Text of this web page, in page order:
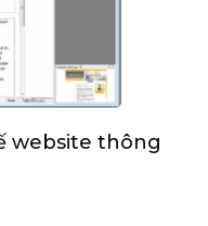
website thông